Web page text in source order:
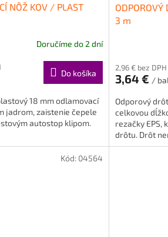
NÔŽ KOV / PLAST
Doručíme do 2 dní
Do košíka
18 mm odlamovací
jadrom, zaistenie čepele
autostop klipom.
ODPOROVÝ
3 m
2,96 € bez DPH
3,64 € / bal
Odporový
celkovou
rezačky EPS,
drôtu. Drôt
Kód: 04564